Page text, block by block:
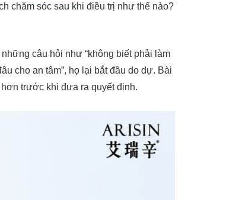
chăm sóc sau khi điều trị như thế nào?
câu hỏi như “không biết phải làm
cho an tâm”, họ lại bắt đầu do dự. Bài
trước khi đưa ra quyết định.